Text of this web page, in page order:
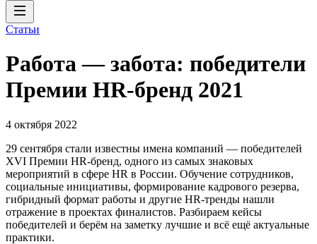
Статьи
Работа — забота: победители
Премии HR-бренд 2021
4 октября 2022
29 сентября стали известны имена компаний — победителей
XVI Премии HR-бренд, одного из самых знаковых
мероприятий в сфере HR в России. Обучение сотрудников,
социальные инициативы, формирование кадрового резерва,
гибридный формат работы и другие HR-тренды нашли
отражение в проектах финалистов. Разбираем кейсы
победителей и берём на заметку лучшие и всё ещё актуальные
практики.